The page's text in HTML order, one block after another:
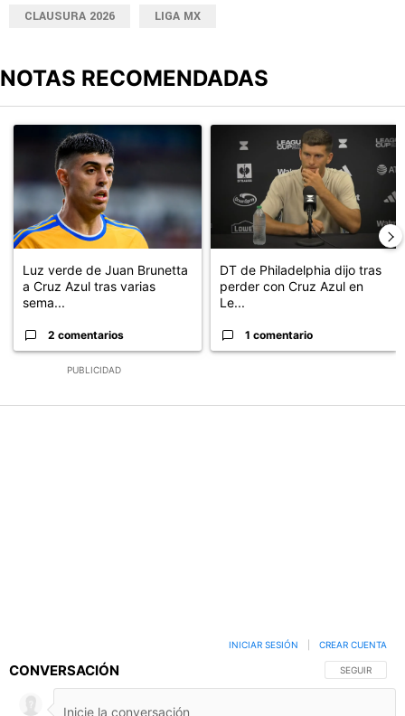
CLAUSURA 2026 LIGA MX
NOTAS RECOMENDADAS
PUBLICIDAD
Un artículo de tendencia con el título "Luz verde de Juan
Luz verde de Juan Brunetta
a Cruz Azul tras varias
sema...
2 comentarios
Un artículo de tendencia con
DT de Philadelphia dijo tras
perder con Cruz Azul en
Le...
1 comentario
CONVERSACIÓN SIGA ESTA
SEGUIR
INICIAR SESIÓN CREAR CUENTA